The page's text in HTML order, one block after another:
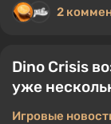
2
Dino Crisis
уже
Игровые